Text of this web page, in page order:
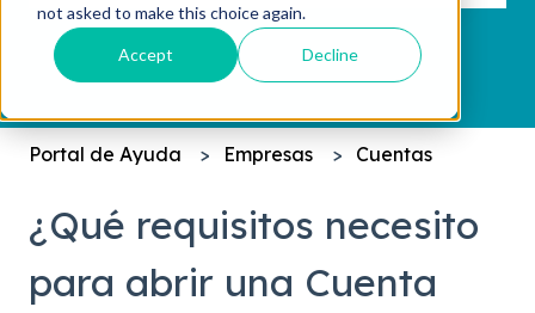
not asked to make this choice again.
Accept Decline
No hay sugerencias porque el campo de
Portal de Ayuda Empresas Cuentas
¿Qué requisitos necesito
para abrir una Cuenta